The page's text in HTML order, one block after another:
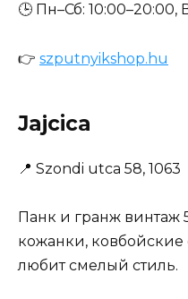
🕒 Пн–Сб: 10:00–20:00,
👉 szputnyikshop.hu
Jajcica
📍 Szondi utca 58, 1063
Панк и гранж винтаж
кожанки, ковбойские
любит смелый стиль.